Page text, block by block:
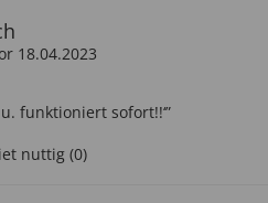
18.04.2023
funktioniert sofort!!‘”
nuttig (0)